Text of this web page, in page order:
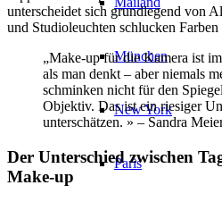
München
New York
Paris
unterscheidet sich grundlegend von
und Studioleuchten schlucken
„Make-up für die Kamera ist
als man denkt – aber niemals
schminken nicht für den
Objektiv. Das ist ein riesiger
unterschätzen. » – Sandra
Der Unterschied zwischen
Make-up